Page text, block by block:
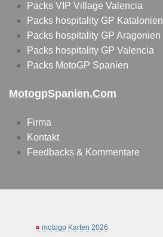
Packs VIP Village Valencia
Packs hospitality GP Katalonien
Packs hospitality GP Aragonien
Packs hospitality GP Valencia
Packs MotoGP Spanien
MotogpSpanien.com
Firma
Kontakt
Feedbacks & Kommentare
motogp Karten 2026